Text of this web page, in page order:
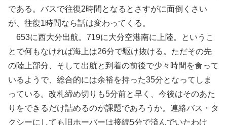
である。バスで往復2時間となるとさすがに面倒くさい
が、往復1時間なら話は変わってくる。
653に西大分出航。719に大分空港南に上陸。というこ
とで何もなければ海上は26分で駆け抜ける。ただその先
の陸上部分、そして出航と到着の前後で少々時間を食って
いるようで、総合的には余裕を持った35分となってしま
っている。改札締め切りも5分前と早く、今後はそのあた
りをできるだけ詰めるのが課題であろうか。連絡バス・タ
クシーにしても旧ホーバーは接続5分で済んでいたわけ